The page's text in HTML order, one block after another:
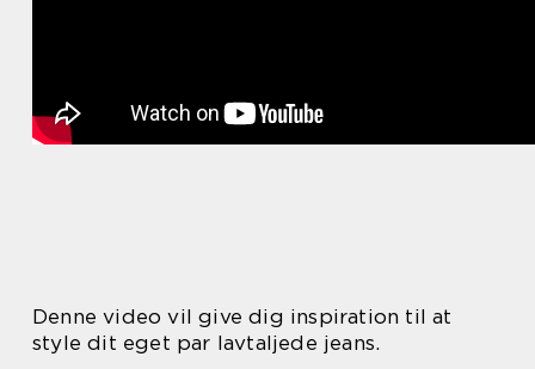
Denne video vil give dig inspiration til at
style dit eget par lavtaljede jeans.